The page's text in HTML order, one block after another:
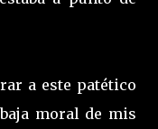
a este patético
moral de mis